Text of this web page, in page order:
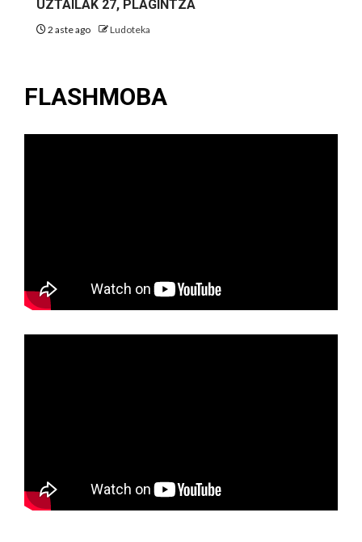
UZTAILAK 27, PLAGINTZA
2 aste ago Ludoteka
FLASHMOBA